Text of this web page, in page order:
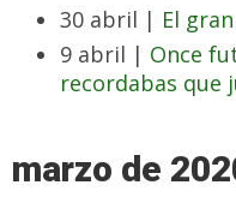
30 abril | El
9 abril | Once
recordabas que
marzo de